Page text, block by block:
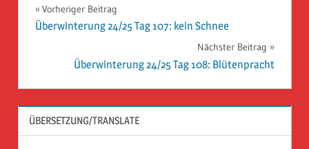
Beitragsnavigation
Vorheriger Beitrag
Überwinterung 24/25 Tag 107: kein Schnee
Nächster Beitrag
Überwinterung 24/25 Tag 108: Blütenpracht
ÜBERSETZUNG/TRANSLATE